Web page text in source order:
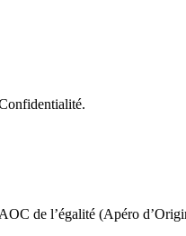
de l’égalité (Apéro